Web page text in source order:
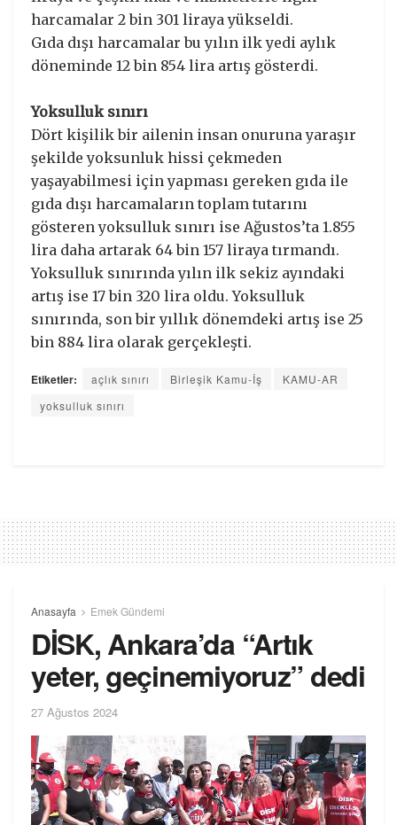
harcamalar 2 bin 301 liraya yükseldi.
Gıda dışı harcamalar bu yılın ilk yedi aylık
döneminde 12 bin 854 lira artış gösterdi.
Yoksulluk sınırı
Dört kişilik bir ailenin insan onuruna yaraşır
şekilde yoksunluk hissi çekmeden
yaşayabilmesi için yapması gereken gıda ile
gıda dışı harcamaların toplam tutarını
gösteren yoksulluk sınırı ise Ağustos’ta 1.855
lira daha artarak 64 bin 157 liraya tırmandı.
Yoksulluk sınırında yılın ilk sekiz ayındaki
artış ise 17 bin 320 lira oldu. Yoksulluk
sınırında, son bir yıllık dönemdeki artış ise 25
bin 884 lira olarak gerçekleşti.
Etiketler: açlık sınırı Birleşik Kamu-İş
KAMU-AR
yoksulluk sınırı
Anasayfa Emek Gündemi
DİSK, Ankara’da “Artık
yeter, geçinemiyoruz” dedi
27 Ağustos 2024